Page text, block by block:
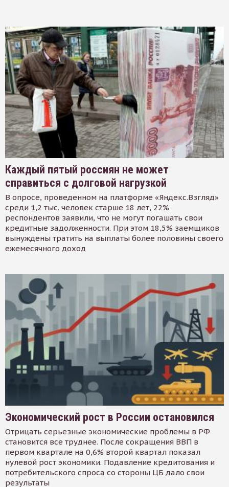
Каждый пятый россиян не может
справиться с долговой нагрузкой
В опросе, проведенном на платформе «Яндекс.Взгляд»
среди 1,2 тыс. человек старше 18 лет, 22%
респондентов заявили, что не могут погашать свои
кредитные задолженности. При этом 18,5% заемщиков
вынуждены тратить на выплаты более половины своего
ежемесячного доход
Экономический рост в России остановился
Отрицать серьезные экономические проблемы в РФ
становится все труднее. После сокращения ВВП в
первом квартале на 0,6% второй квартал показал
нулевой рост экономики. Подавление кредитования и
потребительского спроса со стороны ЦБ дало свои
результаты